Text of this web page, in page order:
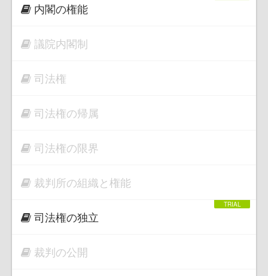
内閣の権能
議院内閣制
司法権
司法権の帰属
司法権の限界
裁判所の組織と権能
司法権の独立
裁判の公開